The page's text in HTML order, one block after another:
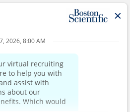
informatie
van het bedrijf